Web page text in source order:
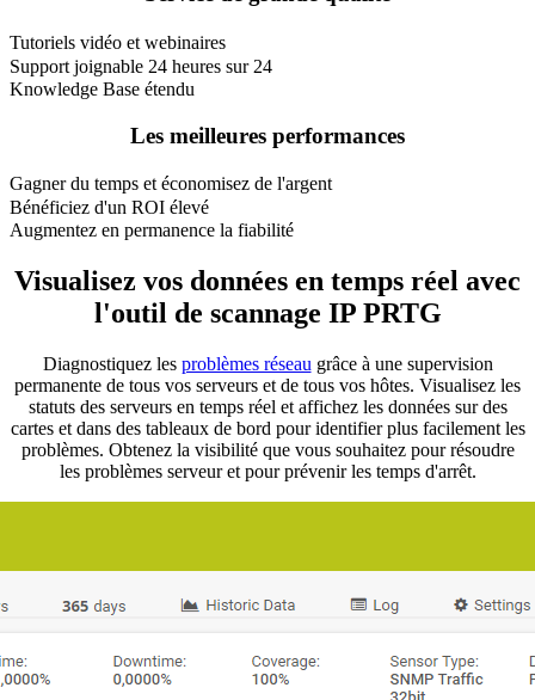
Tutoriels vidéo et webinaires
Support joignable 24 heures sur 24
Knowledge Base étendu
Les meilleures performances
Gagner du temps et économisez de l'argent
Bénéficiez d'un ROI élevé
Augmentez en permanence la fiabilité
Visualisez vos données en temps réel avec
l'outil de scannage IP PRTG
Diagnostiquez les problèmes réseau grâce à une supervision
permanente de tous vos serveurs et de tous vos hôtes. Visualisez les
statuts des serveurs en temps réel et affichez les données sur des
cartes et dans des tableaux de bord pour identifier plus facilement les
problèmes. Obtenez la visibilité que vous souhaitez pour résoudre
les problèmes serveur et pour prévenir les temps d'arrêt.